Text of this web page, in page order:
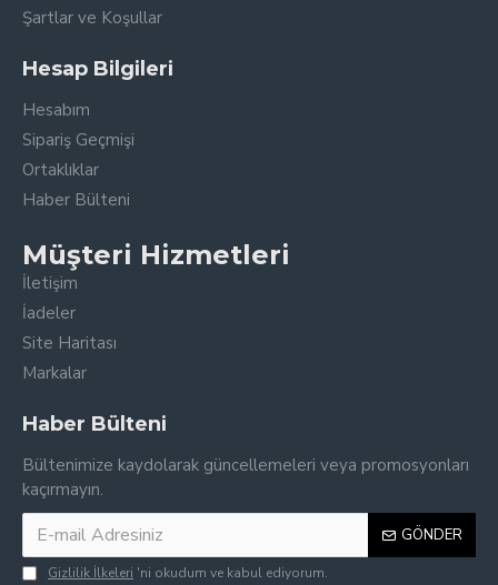
Şartlar ve Koşullar
Hesap Bilgileri
Hesabım
Sipariş Geçmişi
Ortaklıklar
Haber Bülteni
Müşteri Hizmetleri
İletişim
İadeler
Site Haritası
Markalar
Haber Bülteni
Bültenimize kaydolarak güncellemeleri veya promosyonları
kaçırmayın.
GÖNDER
Gizlilik İlkeleri 'ni okudum ve kabul ediyorum.